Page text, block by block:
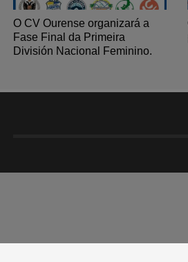
O CV Ourense organizará a
Fase Final da Primeira
División Nacional Feminino.